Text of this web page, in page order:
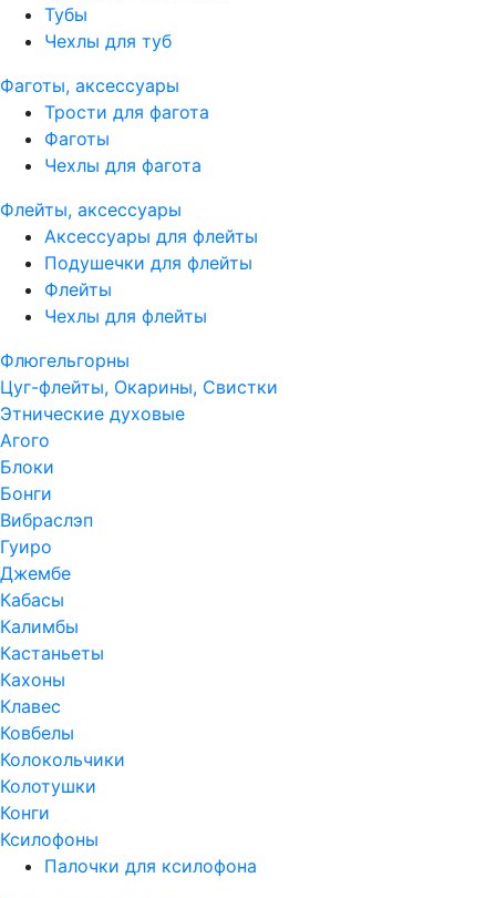
Тубы
Чехлы для туб
Фаготы, аксессуары
Трости для фагота
Фаготы
Чехлы для фагота
Флейты, аксессуары
Аксессуары для флейты
Подушечки для флейты
Флейты
Чехлы для флейты
Флюгельгорны
Цуг-флейты, Окарины, Свистки
Этнические духовые
Агого
Блоки
Бонги
Вибраслэп
Гуиро
Джембе
Кабасы
Калимбы
Кастаньеты
Кахоны
Клавес
Ковбелы
Колокольчики
Колотушки
Конги
Ксилофоны
Палочки для ксилофона